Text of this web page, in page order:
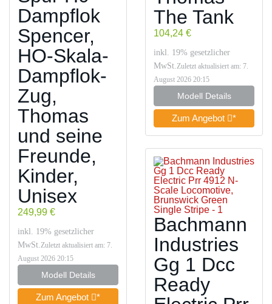
Dampflok
Spencer,
HO-Skala-
Dampflok-
Zug,
Thomas
und seine
Freunde,
Kinder,
Unisex
249,99 €
inkl. 19% gesetzlicher
MwSt. Zuletzt aktualisiert am: 7.
August 2026 20:15
Modell Details
Zum Angebot *
The Tank
104,24 €
inkl. 19% gesetzlicher
MwSt. Zuletzt aktualisiert am: 7.
August 2026 20:15
Modell Details
Zum Angebot *
Bachmann
Industries
Gg 1 Dcc
Ready